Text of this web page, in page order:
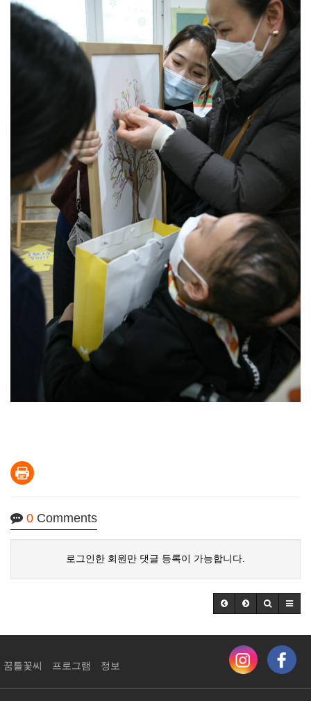
0 Comments
로그인한 회원만 댓글 등록이 가능합니다.
꿈틀꽃씨 프로그램 정보